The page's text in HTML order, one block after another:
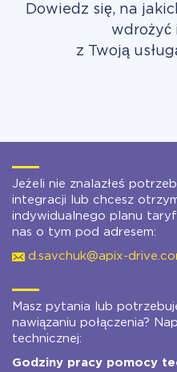
Dowiedz się, na
wdrożyć
z Twoją
Jeżeli nie znalazłeś
integracji lub chcesz
indywidualnego planu
nas o tym pod adresem:
d.savchuk@apix-
Masz pytania lub
nawiązaniu połączenia?
technicznej:
Godziny pracy pomocy